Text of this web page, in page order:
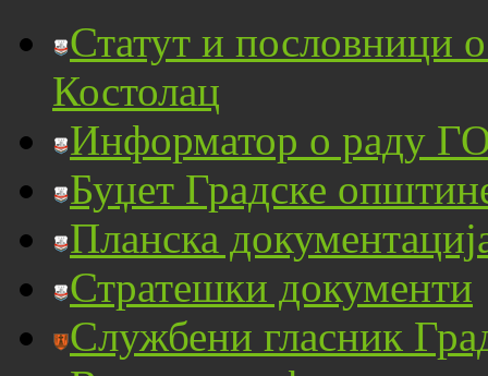
Статут и пословници
Костолац
Информатор о раду
Буџет Градске
Планска
Стратешки документи
Службени гласник